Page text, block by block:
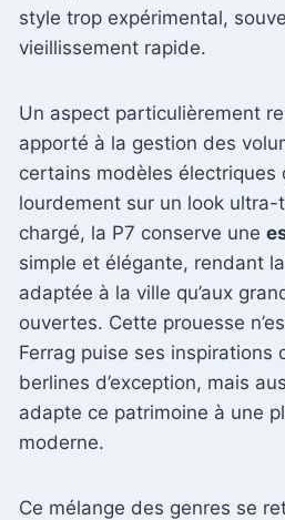
style trop expérimental,
vieillissement rapide.
Un aspect particulièrement
apporté à la gestion des
certains modèles électriques
lourdement sur un look
chargé, la P7 conserve une
simple et élégante, rendant
adaptée à la ville qu’aux
ouvertes. Cette prouesse
Ferrag puise ses inspirations
berlines d’exception, mais
adapte ce patrimoine à une
moderne.
Ce mélange des genres se